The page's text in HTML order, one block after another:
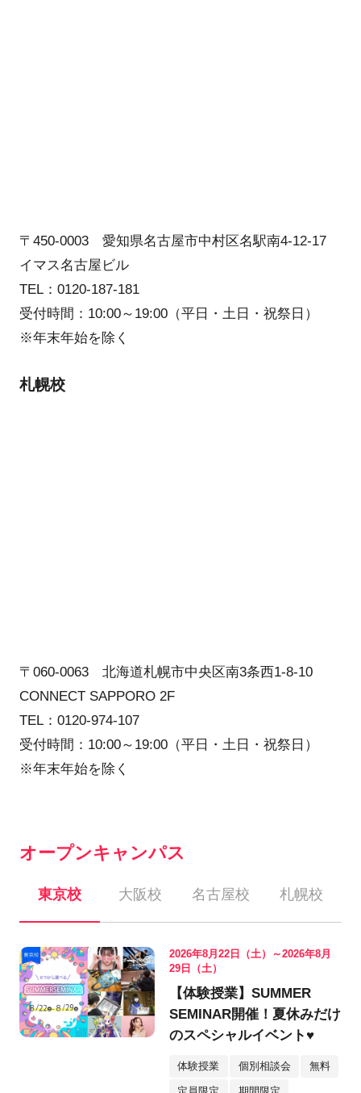
〒450-0003 愛知県名古屋市中村区名駅南4-12-17
イマス名古屋ビル
TEL：0120-187-181
受付時間：10:00～19:00（平日・土日・祝祭日）
※年末年始を除く
札幌校
〒060-0063 北海道札幌市中央区南3条西1-8-10
CONNECT SAPPORO 2F
TEL：0120-974-107
受付時間：10:00～19:00（平日・土日・祝祭日）
※年末年始を除く
オープンキャンパス
東京校 大阪校 名古屋校 札幌校
2026年8月22日（土）～2026年8月
29日（土）
【体験授業】SUMMER
SEMINAR開催！夏休みだけ
のスペシャルイベント♥
体験授業 個別相談会 無料